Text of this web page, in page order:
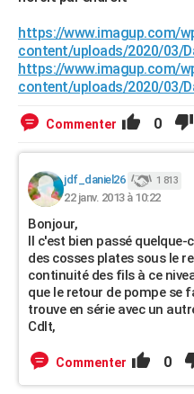
https://www.imagup.com/
content/uploads/2020/03/
https://www.imagup.com/
content/uploads/2020/03/
Commenter 0
jdf_daniel26 1 813
22 janv. 2013 à 10:22
Bonjour,
Il c'est bien passé quelque-
des cosses plates sous le
continuité des fils à ce
que le retour de pompe se
trouve en série avec un
Cdlt,
Commenter 0